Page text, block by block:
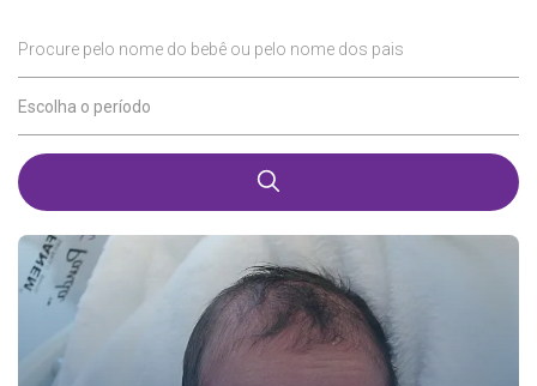
Procure pelo nome do bebê ou pelo nome dos pais
Escolha o período